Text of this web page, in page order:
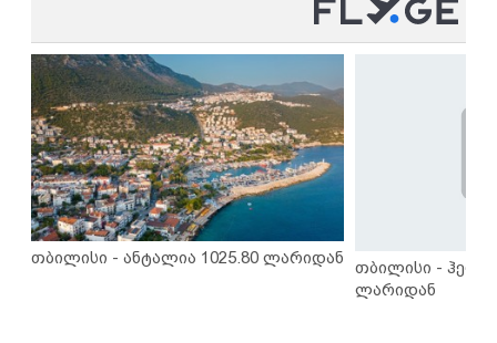
თბილისი - ანტალია 1025.80 ლარიდან
თბილისი -
ლარიდან